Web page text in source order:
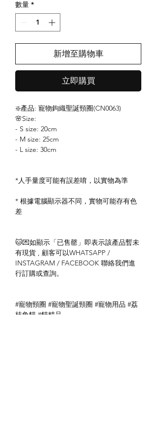
數量 *
新增至購物車
立即購買
❇️產品: 寵物鉤織聖誕頸圈(CN0063)
🌸Size:
- S size: 20cm
- M size: 25cm
- L size: 30cm
*人手量度可能有誤差唷，以實物為準
* 根據電腦顯示器不同，實物可能存有色
差
🐱💌如顯示「已售罄」即表示該產品暫未
有現貨 , 顧客可以WHATSAPP /
INSTAGRAM / FACEBOOK 聯絡我們進
行訂購或查詢。
#寵物頸圈 #寵物聖誕頸圈 #寵物用品 #荔
枝角貓 #貓精品